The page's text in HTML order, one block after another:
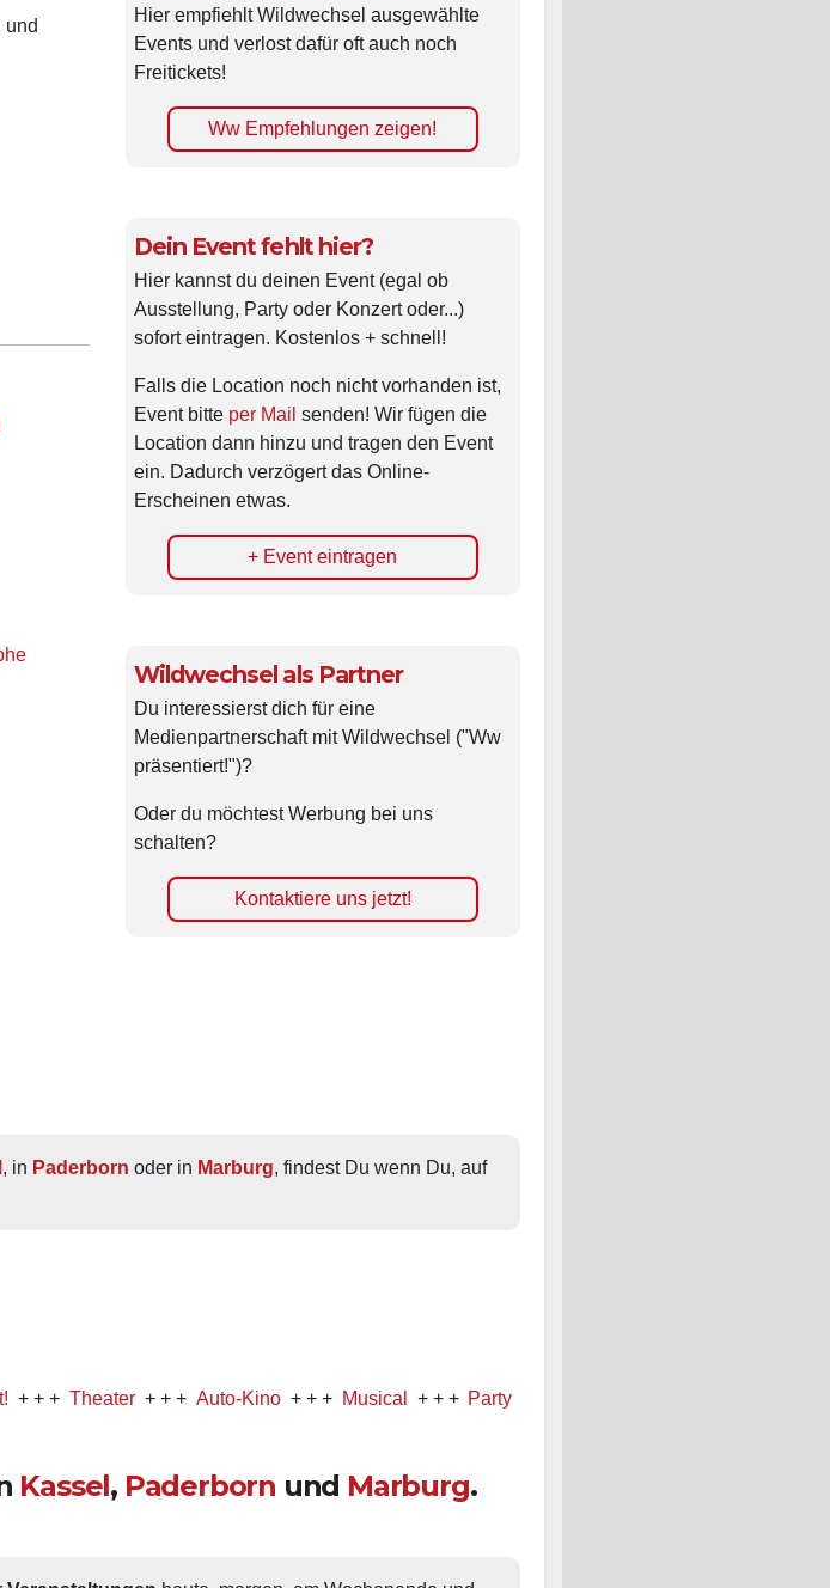
und
Hier empfiehlt Wildwechsel ausgewählte
Events und verlost dafür oft auch noch
Freitickets!
Ww Empfehlungen zeigen!
Dein Event fehlt hier?
Hier kannst du deinen Event (egal ob
Ausstellung, Party oder Konzert oder...)
sofort eintragen. Kostenlos + schnell!
Falls die Location noch nicht vorhanden ist,
Event bitte per Mail senden! Wir fügen die
Location dann hinzu und tragen den Event
ein. Dadurch verzögert das Online-
Erscheinen etwas.
+ Event eintragen
Wildwechsel als Partner
Du interessierst dich für eine
Medienpartnerschaft mit Wildwechsel ("Ww
präsentiert!")?
Oder du möchtest Werbung bei uns
schalten?
Kontaktiere uns jetzt!
, in Paderborn oder in Marburg, findest Du wenn Du, auf
Theater + + + Auto-Kino + + + Musical + + + Party + + + Konzert
Kassel, Paderborn und Marburg.